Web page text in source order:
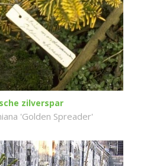
zilverspar
'Golden Spreader'